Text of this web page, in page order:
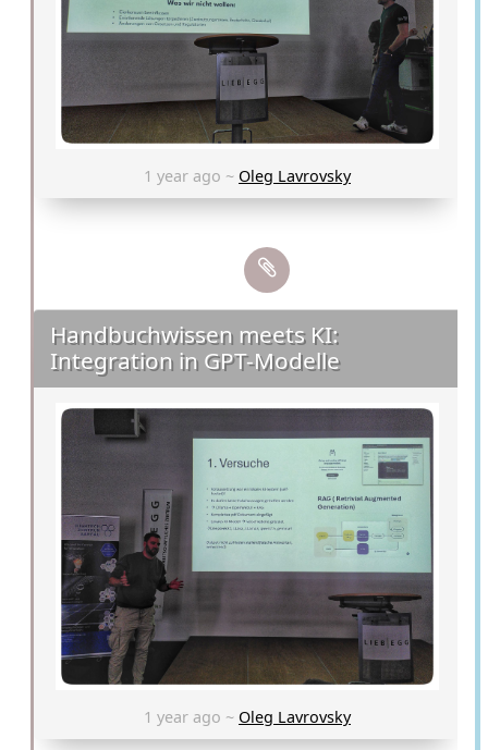
1 year ago ~ Oleg Lavrovsky
Handbuchwissen meets KI:
Integration in GPT-Modelle
1 year ago ~ Oleg Lavrovsky